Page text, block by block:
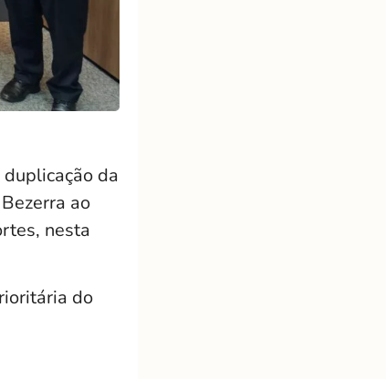
da
ao
nesta
do